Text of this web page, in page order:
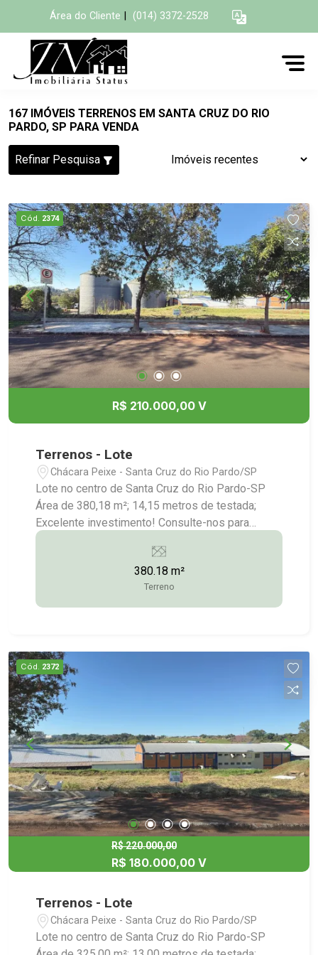
Área do Cliente (014) 3372-2528
167 IMÓVEIS TERRENOS EM SANTA CRUZ DO RIO
PARDO, SP PARA VENDA
Refinar Pesquisa
Cód. 2374
R$ 210.000,00 V
Terrenos - Lote
Chácara Peixe - Santa Cruz do Rio Pardo/SP
Lote no centro de Santa Cruz do Rio Pardo-SP
Área de 380,18 m²; 14,15 metros de testada;
Excelente investimento! Consulte-nos para
maiores informações: (14) 3372-2528 / (14)
3372-1790 / (14) 99613-5228 (Locação) / (14)
99743-9789 (Vendas) /
vendas@imobstatus.com.br
380.18 m²
Terreno
Cód. 2372
R$ 220.000,00
R$ 180.000,00 V
Terrenos - Lote
Chácara Peixe - Santa Cruz do Rio Pardo/SP
Lote no centro de Santa Cruz do Rio Pardo-SP